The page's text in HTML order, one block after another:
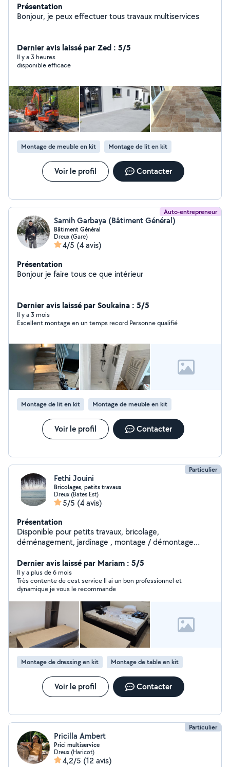
Présentation
Bonjour, je peux effectuer tous travaux multiservices
Dernier avis laissé par Zed : 5/5
Il y a 3 heures
disponible efficace
Montage de meuble en kit Montage de lit en kit
Voir le profil Contacter
Auto-entrepreneur
Samih Garbaya (Bâtiment Général)
Bâtiment Général
Dreux (Gare)
4/5 (4 avis)
Présentation
Bonjour je faire tous ce que intérieur
Dernier avis laissé par Soukaina : 5/5
Il y a 3 mois
Excellent montage en un temps record Personne qualifié
Montage de lit en kit Montage de meuble en kit
Voir le profil Contacter
Particulier
Fethi Jouini
Bricolages, petits travaux
Dreux (Bates Est)
5/5 (4 avis)
Présentation
Disponible pour petits travaux, bricolage,
déménagement, jardinage , montage / démontage
Dernier avis laissé par Mariam : 5/5
Il y a plus de 6 mois
Très contente de cest service Il ai un bon professionnel et
dynamique je vous le recommande
Montage de dressing en kit Montage de table en kit
Voir le profil Contacter
Particulier
Pricilla Ambert
Prici multiservice
Dreux (Haricot)
4,2/5 (12 avis)